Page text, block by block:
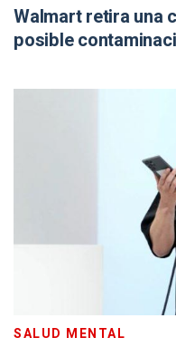
Walmart retira una
posible
SALUD MENTAL